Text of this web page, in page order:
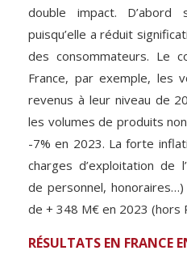
double impact. D’abord
puisqu’elle a réduit
des consommateurs. Le
France, par exemple, les
revenus à leur niveau de
les volumes de produits
-7% en 2023. La forte
charges d’exploitation de
de personnel,
de + 348 M€ en 2023 (hors
RÉSULTATS EN FRANCE